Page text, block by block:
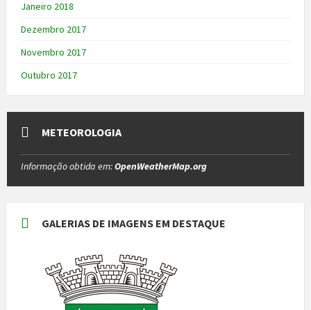
Janeiro 2018
Dezembro 2017
Novembro 2017
Outubro 2017
METEOROLOGIA
Informação obtida em:OpenWeatherMap.org
GALERIAS DE IMAGENS EM DESTAQUE